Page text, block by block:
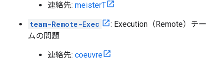
連絡先: meisterT
team-Remote-Exec
: Execution（Remote）チー
ムの問題
連絡先: coeuvre